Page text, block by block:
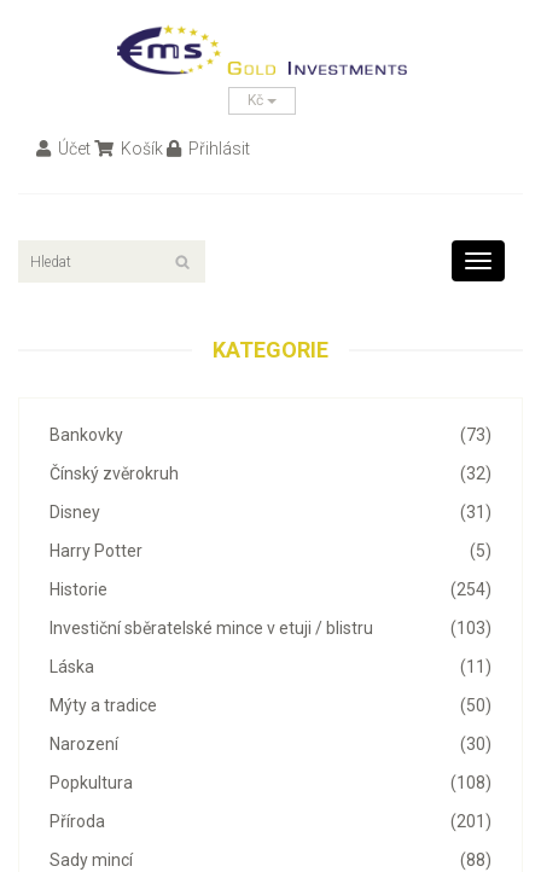
Kč
Účet Košík Přihlásit
Toggle
KATEGORIE
(73)
Bankovky
(32)
Čínský zvěrokruh
(31)
Disney
(5)
Harry Potter
(254)
Historie
(103)
Investiční sběratelské mince v etuji / blistru
(11)
Láska
(50)
Mýty a tradice
(30)
Narození
(108)
Popkultura
(201)
Příroda
(88)
Sady mincí